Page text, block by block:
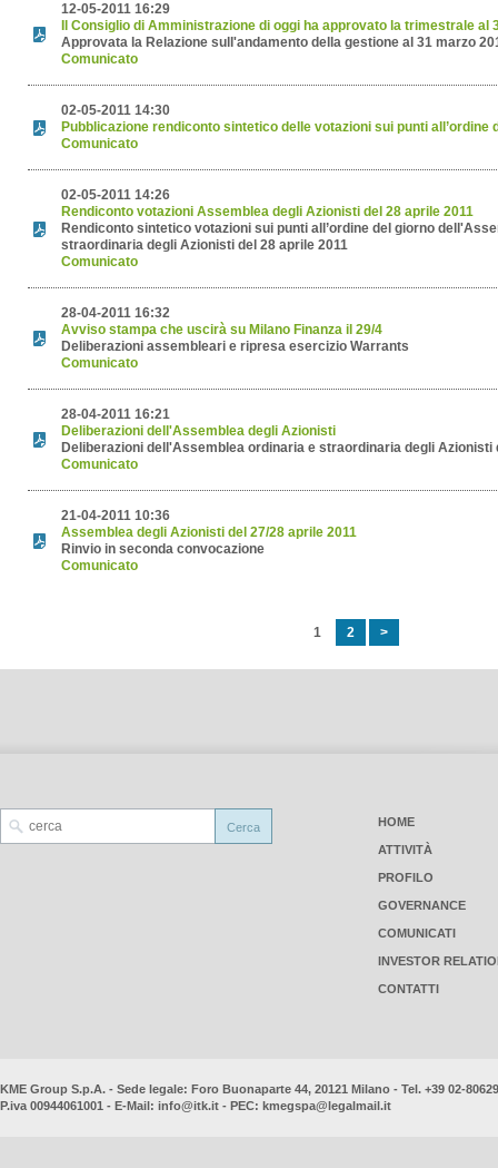
12-05-2011 16:29
Il Consiglio di Amministrazione di oggi ha approvato la trimestrale al
Approvata la Relazione sull'andamento della gestione al 31 marzo
Comunicato
02-05-2011 14:30
Pubblicazione rendiconto sintetico delle votazioni sui punti all’ordine
Comunicato
02-05-2011 14:26
Rendiconto votazioni Assemblea degli Azionisti del 28 aprile 2011
Rendiconto sintetico votazioni sui punti all’ordine del giorno
straordinaria degli Azionisti del 28 aprile 2011
Comunicato
28-04-2011 16:32
Avviso stampa che uscirà su Milano Finanza il 29/4
Deliberazioni assembleari e ripresa esercizio Warrants
Comunicato
28-04-2011 16:21
Deliberazioni dell'Assemblea degli Azionisti
Deliberazioni dell'Assemblea ordinaria e straordinaria degli Azionisti
Comunicato
21-04-2011 10:36
Assemblea degli Azionisti del 27/28 aprile 2011
Rinvio in seconda convocazione
Comunicato
1 2 >
HOME
ATTIVITÀ
PROFILO
GOVERNANCE
COMUNICATI
INVESTOR
CONTATTI
KME Group S.p.A. - Sede legale: Foro Buonaparte 44, 20121 Milano - Tel. +39 02-
P.iva 00944061001 - E-Mail: info@itk.it - PEC: kmegspa@legalmail.it